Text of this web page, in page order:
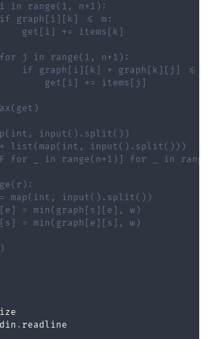
range(1, n+1):
<= m:
get[i] += items[k]
j in range(1, n+1):
graph[i][k] + graph[k][j] <=
get[i] += items[j]
input().split())
+ list(map(int, input().split()))
for _ in range(n+1)] for _ in
map(int, input().split())
= min(graph[s][e], w)
= min(graph[e][s], w)
.